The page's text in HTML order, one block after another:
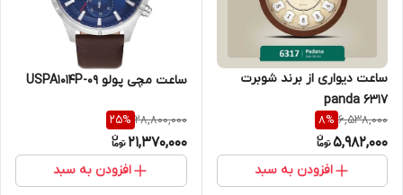
ساعت دیواری از برند شوبرت
6317 panda
6,538,000
8%
5,982,000
افزودن به سبد
ساعت مچی پولو USPA1014P-09
28,800,000
25%
21,370,000
افزودن به سبد